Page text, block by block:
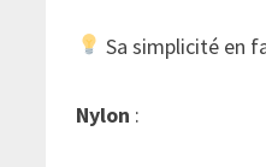
Sa simplicité en
Nylon :